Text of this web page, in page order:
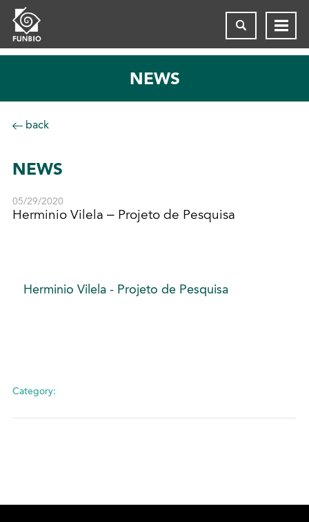
NEWS
back
NEWS
05/29/2020
Herminio Vilela – Projeto de Pesquisa
Herminio Vilela - Projeto de Pesquisa
Category: